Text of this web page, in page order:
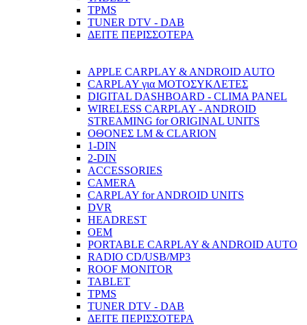
TPMS
TUNER DTV - DAB
ΔΕΙΤΕ ΠΕΡΙΣΣΟΤΕΡΑ
APPLE CARPLAY & ANDROID AUTO
CARPLAY για ΜΟΤΟΣΥΚΛΕΤΕΣ
DIGITAL DASHBOARD - CLIMA PANEL
WIRELESS CARPLAY - ANDROID
STREAMING for ORIGINAL UNITS
ΟΘΟΝΕΣ LM & CLARION
1-DIN
2-DIN
ACCESSORIES
CAMERA
CARPLAY for ANDROID UNITS
DVR
HEADREST
OEM
PORTABLE CARPLAY & ANDROID AUTO
RADIO CD/USB/MP3
ROOF MONITOR
TABLET
TPMS
TUNER DTV - DAB
ΔΕΙΤΕ ΠΕΡΙΣΣΟΤΕΡΑ